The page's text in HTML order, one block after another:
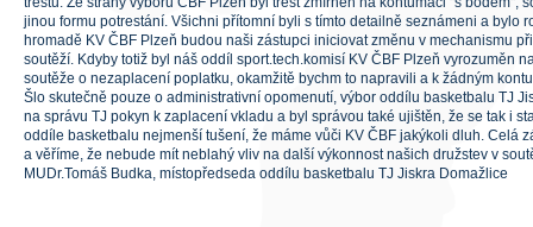
jinou formu potrestání. Všichni přítomní byli s tímto detailně seznámeni a bylo
hromadě KV ČBF Plzeň budou naši zástupci iniciovat změnu v mechanismu
soutěží. Kdyby totiž byl náš oddíl sport.tech.komisí KV ČBF Plzeň vyrozuměn
soutěže o nezaplacení poplatku, okamžitě bychm to napravili a k žádným
Šlo skutečně pouze o administrativní opomenutí, výbor oddílu basketbalu TJ
na správu TJ pokyn k zaplacení vkladu a byl správou také ujištěn, že se tak i
oddíle basketbalu nejmenší tušení, že máme vůči KV ČBF jakýkoli dluh. Celá
a věříme, že nebude mít neblahý vliv na další výkonnost našich družstev v
MUDr.Tomáš Budka, místopředseda oddílu basketbalu TJ Jiskra Domažlice